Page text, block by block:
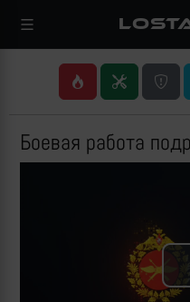
Боевая работа